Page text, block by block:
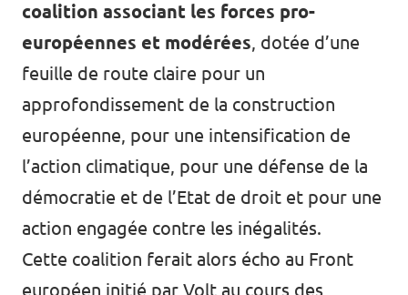
coalition associant les forces pro-
européennes et modérées, dotée d’une
feuille de route claire pour un
approfondissement de la construction
européenne, pour une intensification de
l’action climatique, pour une défense de la
démocratie et de l’Etat de droit et pour une
action engagée contre les inégalités.
Cette coalition ferait alors écho au Front
européen initié par Volt au cours des